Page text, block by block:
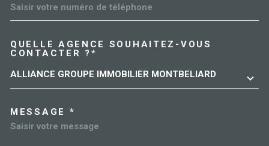
QUELLE AGENCE SOUHAITEZ-VOUS
CONTACTER ?*
ALLIANCE GROUPE IMMOBILIER MONTBELIARD
MESSAGE *